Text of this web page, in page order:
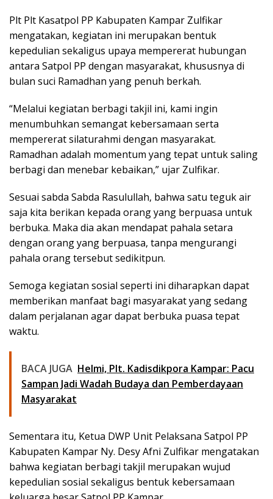
Plt Plt Kasatpol PP Kabupaten Kampar Zulfikar
mengatakan, kegiatan ini merupakan bentuk
kepedulian sekaligus upaya mempererat hubungan
antara Satpol PP dengan masyarakat, khususnya di
bulan suci Ramadhan yang penuh berkah.
“Melalui kegiatan berbagi takjil ini, kami ingin
menumbuhkan semangat kebersamaan serta
mempererat silaturahmi dengan masyarakat.
Ramadhan adalah momentum yang tepat untuk saling
berbagi dan menebar kebaikan,” ujar Zulfikar.
Sesuai sabda Sabda Rasulullah, bahwa satu teguk air
saja kita berikan kepada orang yang berpuasa untuk
berbuka. Maka dia akan mendapat pahala setara
dengan orang yang berpuasa, tanpa mengurangi
pahala orang tersebut sedikitpun.
Semoga kegiatan sosial seperti ini diharapkan dapat
memberikan manfaat bagi masyarakat yang sedang
dalam perjalanan agar dapat berbuka puasa tepat
waktu.
BACA JUGA Helmi, Plt. Kadisdikpora Kampar: Pacu
Sampan Jadi Wadah Budaya dan Pemberdayaan
Masyarakat
Sementara itu, Ketua DWP Unit Pelaksana Satpol PP
Kabupaten Kampar Ny. Desy Afni Zulfikar mengatakan
bahwa kegiatan berbagi takjil merupakan wujud
kepedulian sosial sekaligus bentuk kebersamaan